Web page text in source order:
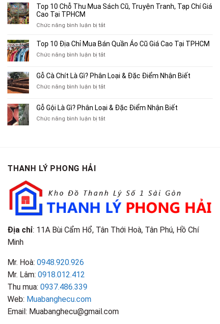
4
Chuyên
Bán
Xe
Cũ,
Xe
Cũ
TP.HCM
Top 10 Chỗ Thu Mua Sách Cũ, Truyện Tranh, Tạp Chí Giá
Cao Tại TPHCM
Chức năng bình luận bị tắtở
10
Thu
Sách
Tạp
Chí
Top 10 Địa Chỉ Mua Bán Quần Áo Cũ Giá Cao Tại TPHCM
Chức năng bình luận bị tắtở
Địa
Chỉ
Bán
Áo
Gỗ Cà Chít Là Gì? Phân Loại & Đặc Điểm Nhận Biết
Chức năng bình luận bị tắtở
Chít
Là
Gỗ Gội Là Gì? Phân Loại & Đặc Điểm Nhận Biết
Chức năng bình luận bị tắtở
Điểm
Nhận
Biết
THANH LÝ PHONG HẢI
Địa chỉ: 11A Bùi Cẩm Hổ, Tân Thới Hoà, Tân Phú, Hồ Chí
Minh
Mr. Hoà: 0948.920.926
Mr. Lâm: 0918.012.412
Thu mua: 0937.486.339
Web: Muabanghecu.com
Email: Muabanghecu@gmail.com